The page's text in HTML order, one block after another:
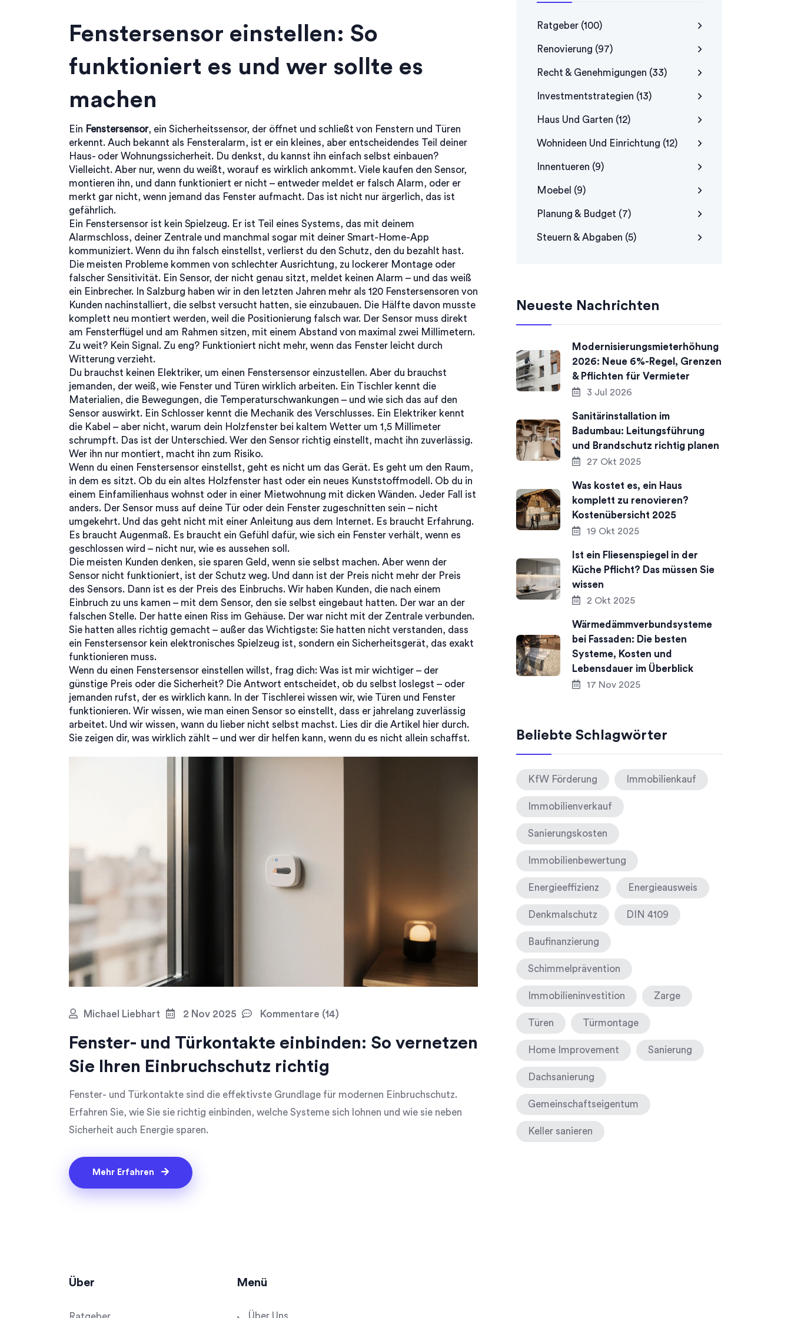
Fenstersensor einstellen: So
funktioniert es und wer sollte es
machen
Ein Fenstersensor, ein Sicherheitssensor, der öffnet und schließt von Fenstern und Türen
erkennt. Auch bekannt als Fensteralarm, ist er ein kleines, aber entscheidendes Teil deiner
Haus- oder Wohnungssicherheit. Du denkst, du kannst ihn einfach selbst einbauen?
Vielleicht. Aber nur, wenn du weißt, worauf es wirklich ankommt. Viele kaufen den Sensor,
montieren ihn, und dann funktioniert er nicht – entweder meldet er falsch Alarm, oder er
merkt gar nicht, wenn jemand das Fenster aufmacht. Das ist nicht nur ärgerlich, das ist
gefährlich.
Ein Fenstersensor ist kein Spielzeug. Er ist Teil eines Systems, das mit deinem
Alarmschloss, deiner Zentrale und manchmal sogar mit deiner Smart-Home-App
kommuniziert. Wenn du ihn falsch einstellst, verlierst du den Schutz, den du bezahlt hast.
Die meisten Probleme kommen von schlechter Ausrichtung, zu lockerer Montage oder
falscher Sensitivität. Ein Sensor, der nicht genau sitzt, meldet keinen Alarm – und das weiß
ein Einbrecher. In Salzburg haben wir in den letzten Jahren mehr als 120 Fenstersensoren von
Kunden nachinstalliert, die selbst versucht hatten, sie einzubauen. Die Hälfte davon musste
komplett neu montiert werden, weil die Positionierung falsch war. Der Sensor muss direkt
am Fensterflügel und am Rahmen sitzen, mit einem Abstand von maximal zwei Millimetern.
Zu weit? Kein Signal. Zu eng? Funktioniert nicht mehr, wenn das Fenster leicht durch
Witterung verzieht.
Du brauchst keinen Elektriker, um einen Fenstersensor einzustellen. Aber du brauchst
jemanden, der weiß, wie Fenster und Türen wirklich arbeiten. Ein Tischler kennt die
Materialien, die Bewegungen, die Temperaturschwankungen – und wie sich das auf den
Sensor auswirkt. Ein Schlosser kennt die Mechanik des Verschlusses. Ein Elektriker kennt
die Kabel – aber nicht, warum dein Holzfenster bei kaltem Wetter um 1,5 Millimeter
schrumpft. Das ist der Unterschied. Wer den Sensor richtig einstellt, macht ihn zuverlässig.
Wer ihn nur montiert, macht ihn zum Risiko.
Wenn du einen Fenstersensor einstellst, geht es nicht um das Gerät. Es geht um den Raum,
in dem es sitzt. Ob du ein altes Holzfenster hast oder ein neues Kunststoffmodell. Ob du in
einem Einfamilienhaus wohnst oder in einer Mietwohnung mit dicken Wänden. Jeder Fall ist
anders. Der Sensor muss auf deine Tür oder dein Fenster zugeschnitten sein – nicht
umgekehrt. Und das geht nicht mit einer Anleitung aus dem Internet. Es braucht Erfahrung.
Es braucht Augenmaß. Es braucht ein Gefühl dafür, wie sich ein Fenster verhält, wenn es
geschlossen wird – nicht nur, wie es aussehen soll.
Die meisten Kunden denken, sie sparen Geld, wenn sie selbst machen. Aber wenn der
Sensor nicht funktioniert, ist der Schutz weg. Und dann ist der Preis nicht mehr der Preis
des Sensors. Dann ist es der Preis des Einbruchs. Wir haben Kunden, die nach einem
Einbruch zu uns kamen – mit dem Sensor, den sie selbst eingebaut hatten. Der war an der
falschen Stelle. Der hatte einen Riss im Gehäuse. Der war nicht mit der Zentrale verbunden.
Sie hatten alles richtig gemacht – außer das Wichtigste: Sie hatten nicht verstanden, dass
ein Fenstersensor kein elektronisches Spielzeug ist, sondern ein Sicherheitsgerät, das exakt
funktionieren muss.
Wenn du einen Fenstersensor einstellen willst, frag dich: Was ist mir wichtiger – der
günstige Preis oder die Sicherheit? Die Antwort entscheidet, ob du selbst loslegst – oder
jemanden rufst, der es wirklich kann. In der Tischlerei wissen wir, wie Türen und Fenster
funktionieren. Wir wissen, wie man einen Sensor so einstellt, dass er jahrelang zuverlässig
arbeitet. Und wir wissen, wann du lieber nicht selbst machst. Lies dir die Artikel hier durch.
Sie zeigen dir, was wirklich zählt – und wer dir helfen kann, wenn du es nicht allein schaffst.
Michael Liebhart 2 Nov 2025 Kommentare (14)
Fenster- und Türkontakte einbinden: So vernetzen
Sie Ihren Einbruchschutz richtig
Fenster- und Türkontakte sind die effektivste Grundlage für modernen Einbruchschutz.
Erfahren Sie, wie Sie sie richtig einbinden, welche Systeme sich lohnen und wie sie neben
Sicherheit auch Energie sparen.
Mehr Erfahren
Ratgeber (100)
Renovierung (97)
Recht & Genehmigungen (33)
Investmentstrategien (13)
Haus Und Garten (12)
Wohnideen Und Einrichtung (12)
Innentueren (9)
Moebel (9)
Planung & Budget (7)
Steuern & Abgaben (5)
Neueste Nachrichten
Modernisierungsmieterhöhung
2026: Neue 6%-Regel, Grenzen
& Pflichten für Vermieter
3 Jul 2026
Sanitärinstallation im
Badumbau: Leitungsführung
und Brandschutz richtig planen
27 Okt 2025
Was kostet es, ein Haus
komplett zu renovieren?
Kostenübersicht 2025
19 Okt 2025
Ist ein Fliesenspiegel in der
Küche Pflicht? Das müssen Sie
wissen
2 Okt 2025
Wärmedämmverbundsysteme
bei Fassaden: Die besten
Systeme, Kosten und
Lebensdauer im Überblick
17 Nov 2025
Beliebte Schlagwörter
KfW Förderung Immobilienkauf
Immobilienverkauf
Sanierungskosten
Immobilienbewertung
Energieeffizienz Energieausweis
Denkmalschutz DIN 4109
Baufinanzierung
Schimmelprävention
Immobilieninvestition Zarge
Türen Türmontage
Home Improvement Sanierung
Dachsanierung
Gemeinschaftseigentum
Keller sanieren
Über Menü
Über Uns